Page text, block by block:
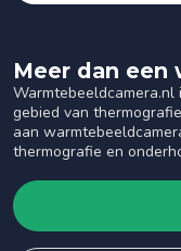
Meer dan een
gebied van
aan
thermografie en